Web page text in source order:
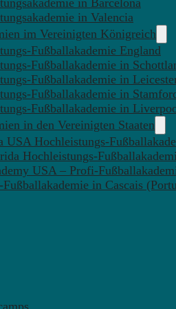
in Valencia
im Vereinigten Königreich
Fußballakademie England
Fußballakademie in
Fußballakademie in
Fußballakademie in
Fußballakademie in
in den Vereinigten Staaten
USA Hochleistungs-
Hochleistungs-
USA – Profi-
in Cascais